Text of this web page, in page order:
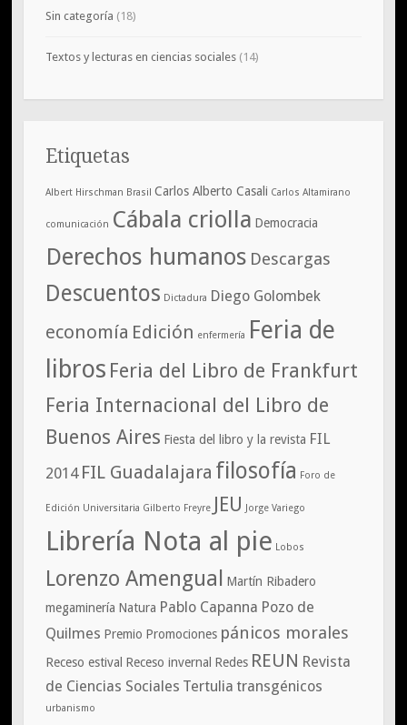
Sin categoría (18)
Textos y lecturas en ciencias sociales(14)
Etiquetas
Albert Hirschman Brasil Carlos Alberto Casali Carlos Altamirano
comunicación Cábala criolla Democracia
Derechos humanos Descargas
Descuentos Dictadura Diego Golombek
economía Edición enfermería Feria de
libros Feria del Libro de Frankfurt
Feria Internacional del Libro de
Buenos Aires Fiesta del libro y la revista FIL
2014 FIL Guadalajara filosofía Foro de
Edición Universitaria Gilberto Freyre JEU Jorge Variego
Librería Nota al pie Lobos
Lorenzo Amengual
Martín Ribadero
megaminería Natura Pablo Capanna Pozo de
Quilmes Premio Promociones pánicos morales
Receso estival Receso invernal Redes REUN Revista
de Ciencias Sociales Tertulia transgénicos
urbanismo